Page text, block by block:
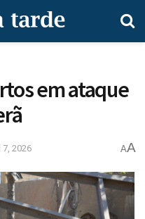
em ataque
7, 2026 AA